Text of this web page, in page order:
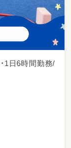
1日6時間勤務/